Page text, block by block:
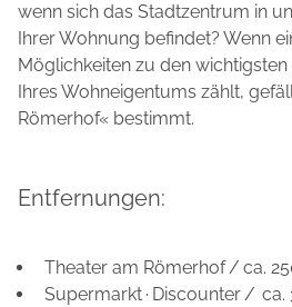
wenn sich das Stadtzentrum in
Ihrer Wohnung befindet? Wenn
Möglichkeiten zu den
Ihres Wohneigentums zählt,
Römerhof« bestimmt.
Entfernungen:
Theater am Römerhof / ca.
Supermarkt · Discounter / ca.